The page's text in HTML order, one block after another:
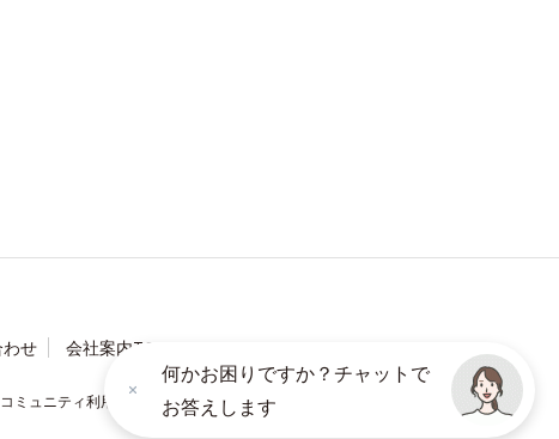
せ 会社案内TOP
ミュニティ利用規約 ソーシャルメディアポリシー
何かお困りですか？チャットで
お答えします